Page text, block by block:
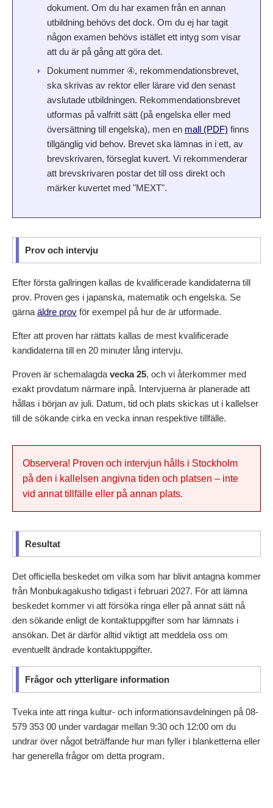
dokument. Om du har examen från en annan
utbildning behövs det dock. Om du ej har tagit
någon examen behövs istället ett intyg som visar
att du är på gång att göra det.
Dokument nummer ④, rekommendationsbrevet,
ska skrivas av rektor eller lärare vid den senast
avslutade utbildningen. Rekommendationsbrevet
utformas på valfritt sätt (på engelska eller med
översättning till engelska), men en mall (PDF) finns
tillgänglig vid behov. Brevet ska lämnas in i ett, av
brevskrivaren, förseglat kuvert. Vi rekommenderar
att brevskrivaren postar det till oss direkt och
märker kuvertet med "MEXT".
Prov och intervju
Efter första gallringen kallas de kvalificerade kandidaterna till
prov. Proven ges i japanska, matematik och engelska. Se
gärna äldre prov för exempel på hur de är utformade.
Efter att proven har rättats kallas de mest kvalificerade
kandidaterna till en 20 minuter lång intervju.
Proven är schemalagda vecka 25, och vi återkommer med
exakt provdatum närmare inpå. Intervjuerna är planerade att
hållas i början av juli. Datum, tid och plats skickas ut i kallelser
till de sökande cirka en vecka innan respektive tillfälle.
Observera! Proven och intervjun hålls i Stockholm
på den i kallelsen angivna tiden och platsen – inte
vid annat tillfälle eller på annan plats.
Resultat
Det officiella beskedet om vilka som har blivit antagna kommer
från Monbukagakusho tidigast i februari 2027. För att lämna
beskedet kommer vi att försöka ringa eller på annat sätt nå
den sökande enligt de kontaktuppgifter som har lämnats i
ansökan. Det är därför alltid viktigt att meddela oss om
eventuellt ändrade kontaktuppgifter.
Frågor och ytterligare information
Tveka inte att ringa kultur- och informationsavdelningen på 08-
579 353 00 under vardagar mellan 9:30 och 12:00 om du
undrar över något beträffande hur man fyller i blanketterna eller
har generella frågor om detta program.